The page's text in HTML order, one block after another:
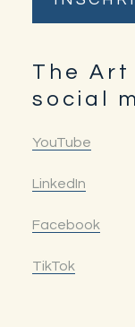
The Art
social
YouTube
LinkedIn
Facebook
TikTok